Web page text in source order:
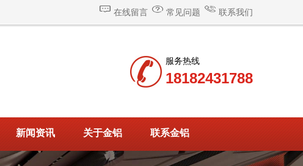
在线留言 常见问题 联系我们
服务热线
18182431788
新闻资讯 关于金铝 联系金铝